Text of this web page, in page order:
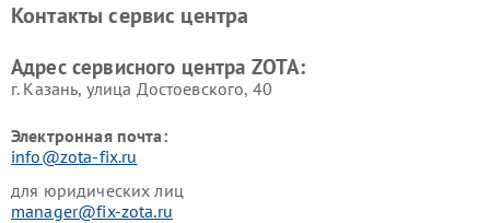
Контакты сервис центра
Адрес сервисного центра ZOTA:
г. Казань, улица Достоевского, 40
Электронная почта:
info@zota-fix.ru
для юридических лиц
manager@fix-zota.ru